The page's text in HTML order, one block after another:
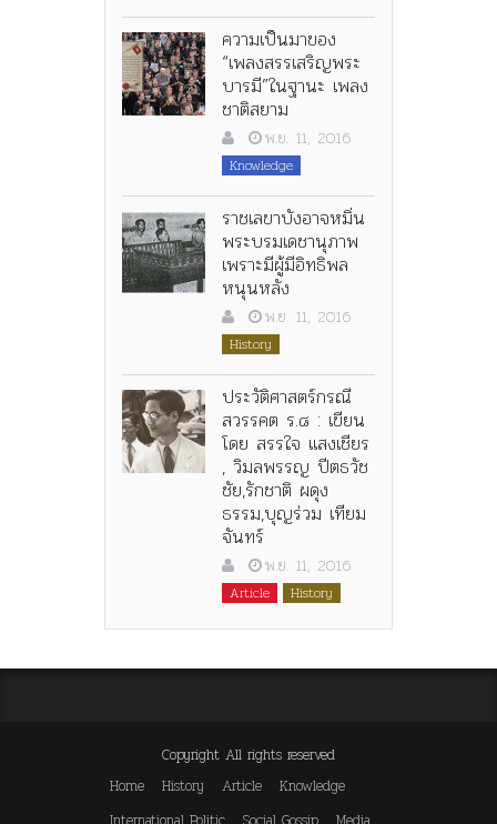
ความเป็นมาของ
“เพลงสรรเสริญพระ
บารมี”ในฐานะ เพลง
ชาติสยาม
พ.ย. 11, 2016
Knowledge
ราชเลขาบังอาจหมิ่น
พระบรมเดชานุภาพ
เพราะมีผู้มีอิทธิพล
หนุนหลัง
พ.ย. 11, 2016
History
ประวัติศาสตร์กรณี
สวรรคต ร.๘ : เขียน
โดย สรรใจ แสงเชียร
, วิมลพรรญ ปีตธวัช
ชัย,รักชาติ ผดุง
ธรรม,บุญร่วม เทียม
จันทร์
พ.ย. 11, 2016
Article History
Copyright All rights reserved
Home
History Article
Knowledge